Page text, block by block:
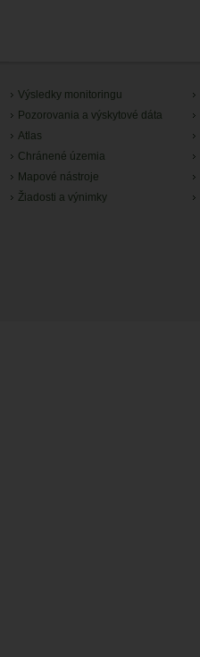
Výsledky monitoringu
Pozorovania a výskytové dáta
Atlas
Chránené územia
Mapové nástroje
Žiadosti a výnimky